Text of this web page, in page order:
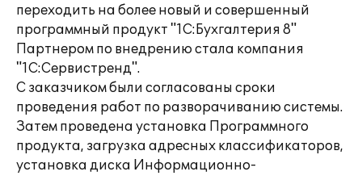
переходить на более новый и совершенный
программный продукт "1С:Бухгалтерия 8"
Партнером по внедрению стала компания
"1С:Сервистренд".
С заказчиком были согласованы сроки
проведения работ по разворачиванию системы.
Затем проведена установка Программного
продукта, загрузка адресных классификаторов,
установка диска Информационно-